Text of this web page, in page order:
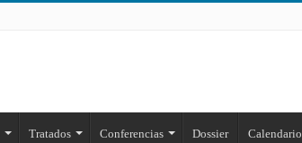
Tratados Conferencias Dossier Calendario